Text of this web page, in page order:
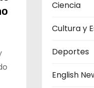
Ciencia
Cultura y
Deportes
English